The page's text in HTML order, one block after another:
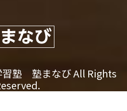
習塾 塾まなび All Rights